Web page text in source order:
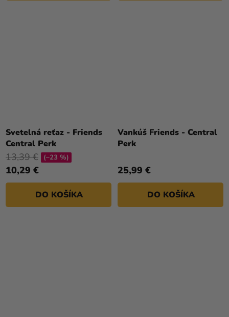
Svetelná reťaz - Friends
Central Perk
10,29 €
13,39 € (–23 %)
DO KOŠÍKA
Vankúš Friends - Central
Perk
25,99 €
DO KOŠÍKA